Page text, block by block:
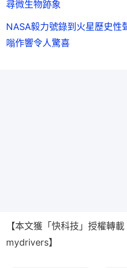
尋微生物跡象
NASA毅力號錄到火星歷史
嗡作響令人驚喜
【本文獲「快科技」授權轉
mydrivers】